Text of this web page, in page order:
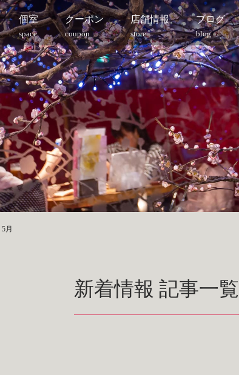
個室
space
クーポン
coupon
店舗情報
store
ブログ
blog
5月
新着情報 記事一覧